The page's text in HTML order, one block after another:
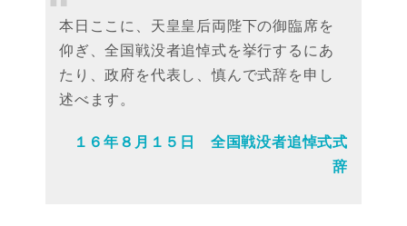
本日ここに、天皇皇后両陛下の御臨席を
仰ぎ、全国戦没者追悼式を挙行するにあ
たり、政府を代表し、慎んで式辞を申し
述べます。
１６年８月１５日 全国戦没者追悼式式
辞